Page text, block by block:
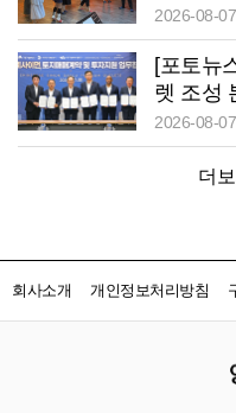
‘딸은 열,
2026-08-
[포토뉴
렛 조성
2026-08-
더
회사소개 개인정보처리방침